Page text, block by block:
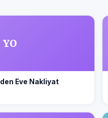
YO
Eve Nakliyat